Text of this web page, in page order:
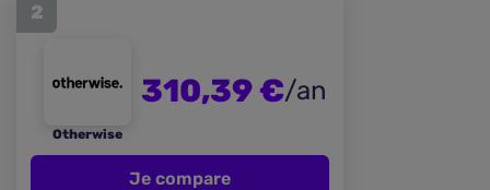
2
Otherwise
310,39 €/an
Je compare